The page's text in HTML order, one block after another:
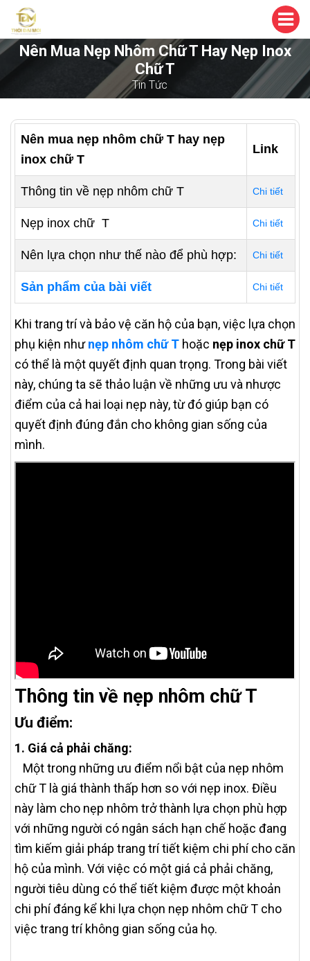
Nên Mua Nẹp Nhôm Chữ T Hay Nẹp Inox
Chữ T
Tin Tức
Nên mua nẹp nhôm chữ T hay nẹp
inox chữ T
Link
Thông tin về nẹp nhôm chữ T Chi tiết
Nẹp inox chữ T Chi tiết
Nên lựa chọn như thế nào để phù hợp: Chi tiết
Sản phẩm của bài viết Chi tiết
Khi trang trí và bảo vệ căn hộ của bạn, việc lựa chọn
phụ kiện như nẹp nhôm chữ T hoặc nẹp inox chữ T
có thể là một quyết định quan trọng. Trong bài viết
này, chúng ta sẽ thảo luận về những ưu và nhược
điểm của cả hai loại nẹp này, từ đó giúp bạn có
quyết định đúng đắn cho không gian sống của
mình.
Thông tin về nẹp nhôm chữ T
Ưu điểm:
1. Giá cả phải chăng:
Một trong những ưu điểm nổi bật của nẹp nhôm
chữ T là giá thành thấp hơn so với nẹp inox. Điều
này làm cho nẹp nhôm trở thành lựa chọn phù hợp
với những người có ngân sách hạn chế hoặc đang
tìm kiếm giải pháp trang trí tiết kiệm chi phí cho căn
hộ của mình. Với việc có một giá cả phải chăng,
người tiêu dùng có thể tiết kiệm được một khoản
chi phí đáng kể khi lựa chọn nẹp nhôm chữ T cho
việc trang trí không gian sống của họ.